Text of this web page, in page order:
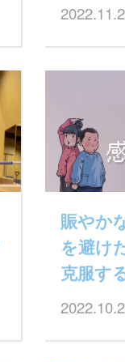
賑やか
を避け
克服す